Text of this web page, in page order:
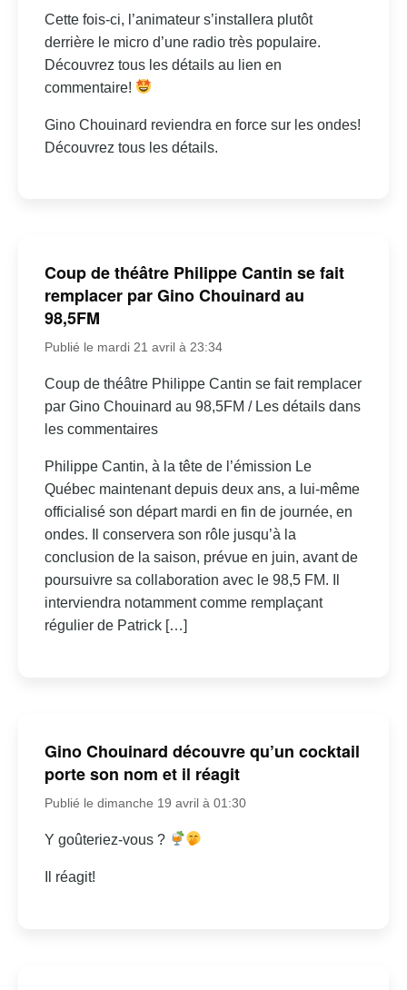
Cette fois-ci, l’animateur s’installera plutôt
derrière le micro d’une radio très populaire.
Découvrez tous les détails au lien en
commentaire!
Gino Chouinard reviendra en force sur les ondes!
Découvrez tous les détails.
Coup de théâtre Philippe Cantin se fait
remplacer par Gino Chouinard au
98,5FM
Publié le mardi 21 avril à 23:34
Coup de théâtre Philippe Cantin se fait remplacer
par Gino Chouinard au 98,5FM / Les détails dans
les commentaires
Philippe Cantin, à la tête de l’émission Le
Québec maintenant depuis deux ans, a lui-même
officialisé son départ mardi en fin de journée, en
ondes. Il conservera son rôle jusqu’à la
conclusion de la saison, prévue en juin, avant de
poursuivre sa collaboration avec le 98,5 FM. Il
interviendra notamment comme remplaçant
régulier de Patrick […]
Gino Chouinard découvre qu’un cocktail
porte son nom et il réagit
Publié le dimanche 19 avril à 01:30
Y goûteriez-vous ?
Il réagit!